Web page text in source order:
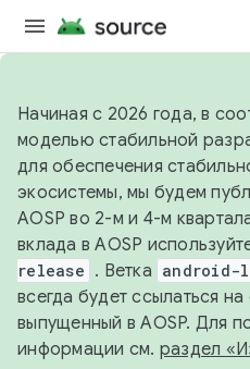
Начиная с 2026 года, в
моделью стабильной
для обеспечения
экосистемы, мы будем
AOSP во 2-м и 4-м
вклада в AOSP
release . Ветка android-
всегда будет ссылаться
выпущенный в AOSP. Для
информации см. раздел